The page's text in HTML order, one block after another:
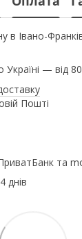
в Івано-
— від 80
Пошті
та
днів